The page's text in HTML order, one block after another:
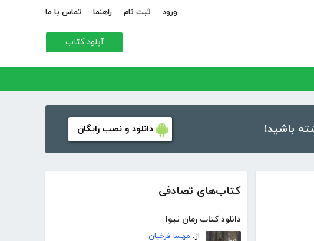
ورود ثبت نام راهنما تماس با ما
آپلود کتاب
دانلود و نصب رایگان
کتاب‌های تصادفی
دانلود کتاب رمان تیوا
از: مهسا فرخیان